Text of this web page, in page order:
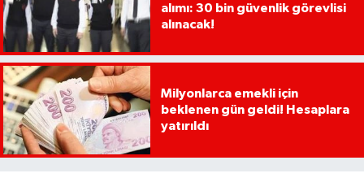
alımı: 30 bin güvenlik görevlisi
alınacak!
Milyonlarca emekli için
beklenen gün geldi! Hesaplara
yatırıldı